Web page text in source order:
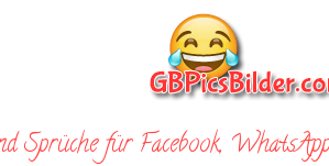
Sprüche für Facebook,